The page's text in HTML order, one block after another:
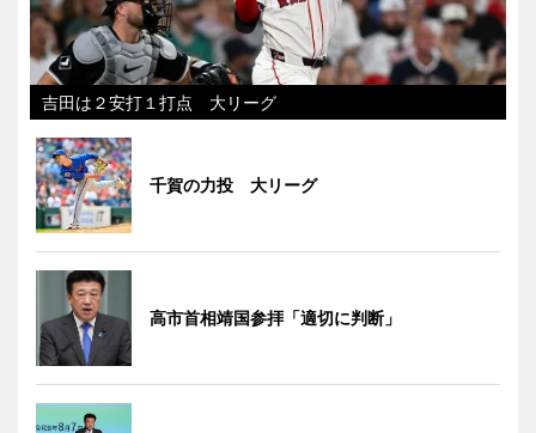
吉田は２安打１打点 大リーグ
千賀の力投 大リーグ
高市首相靖国参拝「適切に判断」